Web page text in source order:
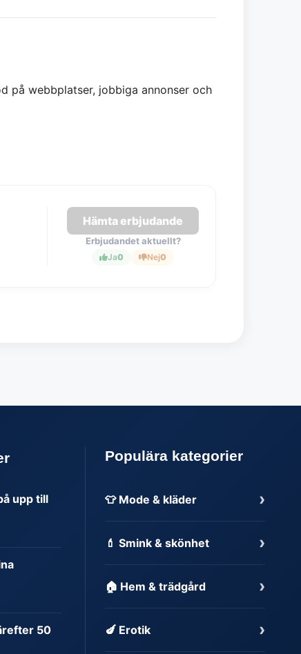
på webbplatser, jobbiga annonser och
Hämta erbjudande
Erbjudandet aktuellt?
Ja0 Nej0
upp till
50
Populära kategorier
👕 Mode & kläder ›
💄 Smink & skönhet ›
🏠 Hem & trädgård ›
🍆 Erotik ›